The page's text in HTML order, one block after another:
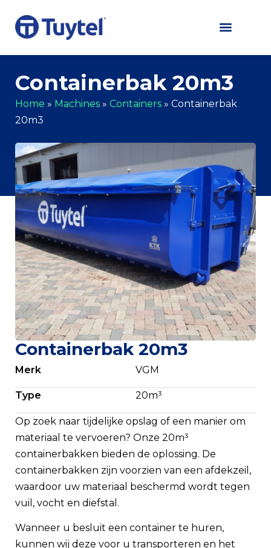
Containerbak 20m3
Home » Machines » Containers » Containerbak
20m3
Containerbak 20m3
Merk VGM
Type 20m³
Op zoek naar tijdelijke opslag of een manier om
materiaal te vervoeren? Onze 20m³
containerbakken bieden de oplossing. De
containerbakken zijn voorzien van een afdekzeil,
waardoor uw materiaal beschermd wordt tegen
vuil, vocht en diefstal.
Wanneer u besluit een container te huren,
kunnen wij deze voor u transporteren en het